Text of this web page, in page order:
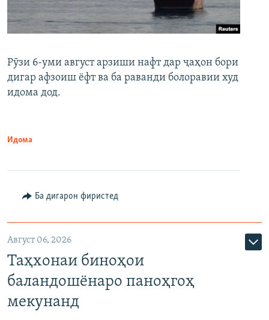
Рӯзи 6-уми август арзиши нафт дар ҷаҳон бори
дигар афзоиш ёфт ва ба раванди болоравии худ
идома дод.
Идома
Ба дигарон фиристед
Август 06, 2026
Таҳхонаи биноҳои
баландошёнаро паноҳгоҳ
мекунанд